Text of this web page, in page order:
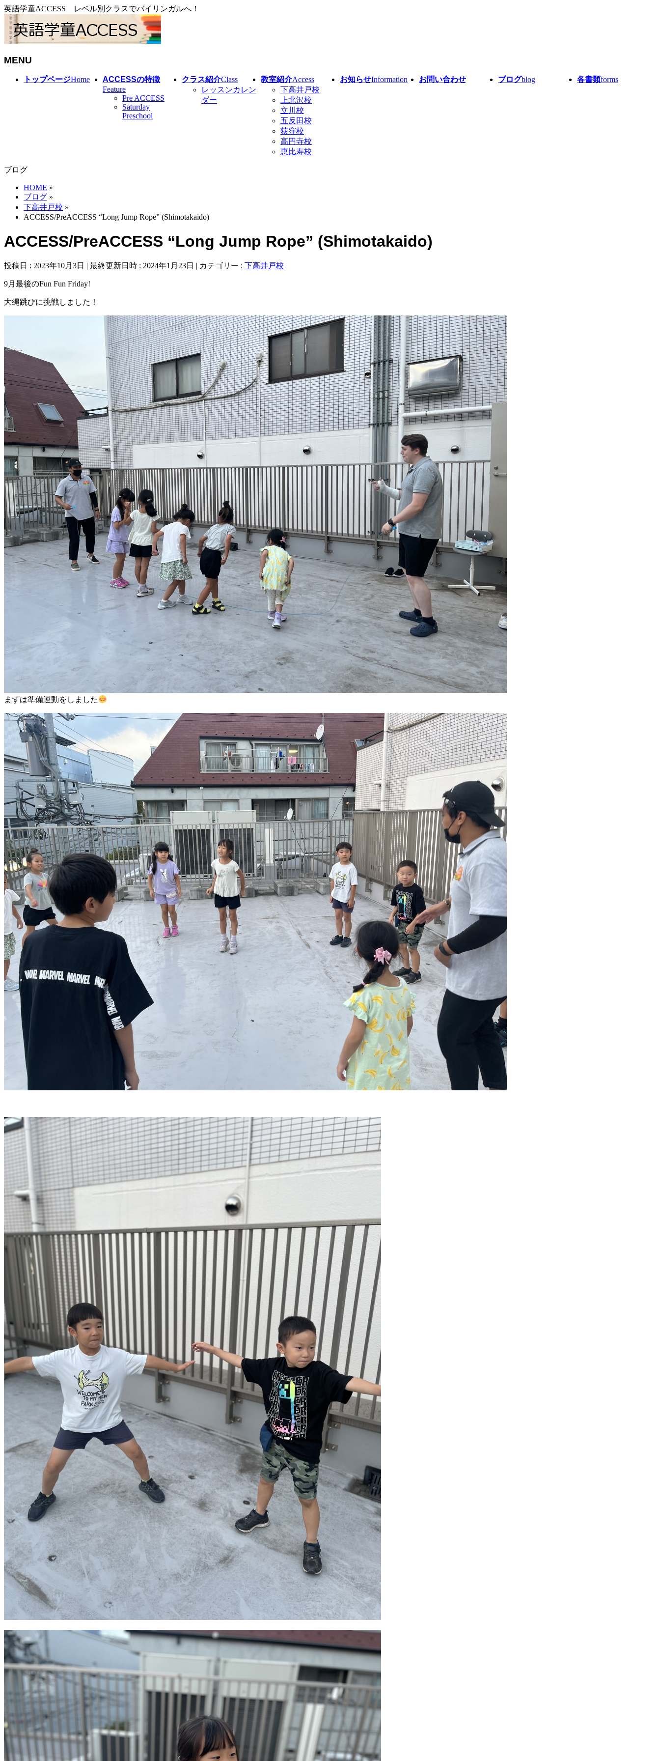
英語学童ACCESS レベル別クラスでバイリンガルへ！
MENU
トップページHome
ACCESSの特徴
Feature
Pre ACCESS
Saturday
Preschool
クラス紹介Class
レッスンカレン
ダー
教室紹介Access
下高井戸校
上北沢校
立川校
五反田校
荻窪校
高円寺校
恵比寿校
お知らせInformation お問い合わせ ブログblog 各書類forms
ブログ
HOME »
ブログ »
下高井戸校 »
ACCESS/PreACCESS “Long Jump Rope” (Shimotakaido)
ACCESS/PreACCESS “Long Jump Rope” (Shimotakaido)
投稿日 : 2023年10月3日 最終更新日時 : 2024年1月23日 カテゴリー : 下高井戸校
9月最後のFun Fun Friday!
大縄跳びに挑戦しました！
まずは準備運動をしました